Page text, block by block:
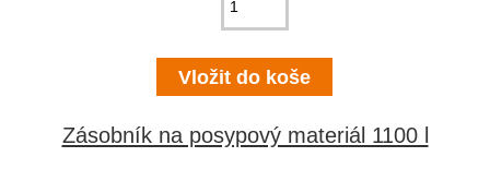
Zásobník na posypový materiál 1100 l